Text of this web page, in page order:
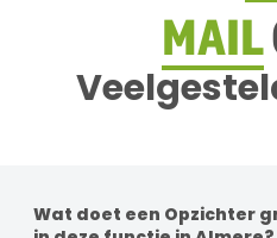
MAIL
Wat doet een Opzichter